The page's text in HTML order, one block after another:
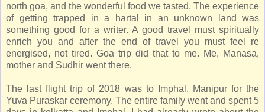
north goa, and the wonderful food we tasted. The experience
of getting trapped in a hartal in an unknown land was
something good for a writer. A good travel must spiritually
enrich you and after the end of travel you must feel re
energised, not tired. Goa trip did that to me. Me, Manasa,
mother and Sudhir went there.
The last flight trip of 2018 was to Imphal, Manipur for the
Yuva Puraskar ceremony. The entire family went and spent 5